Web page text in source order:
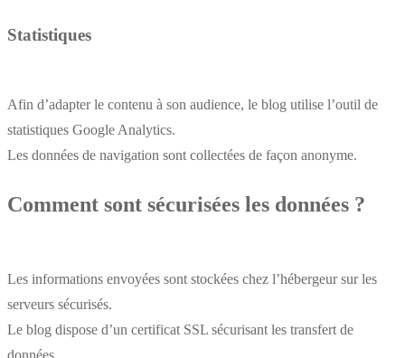
Statistiques
Afin d’adapter le contenu à son audience, le blog utilise l’outil de
statistiques Google Analytics.
Les données de navigation sont collectées de façon anonyme.
Comment sont sécurisées les données ?
Les informations envoyées sont stockées chez l’hébergeur sur les
serveurs sécurisés.
Le blog dispose d’un certificat SSL sécurisant les transfert de